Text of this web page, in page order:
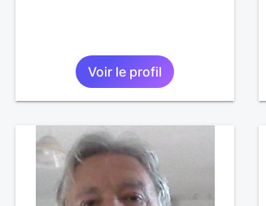
Voir le profil